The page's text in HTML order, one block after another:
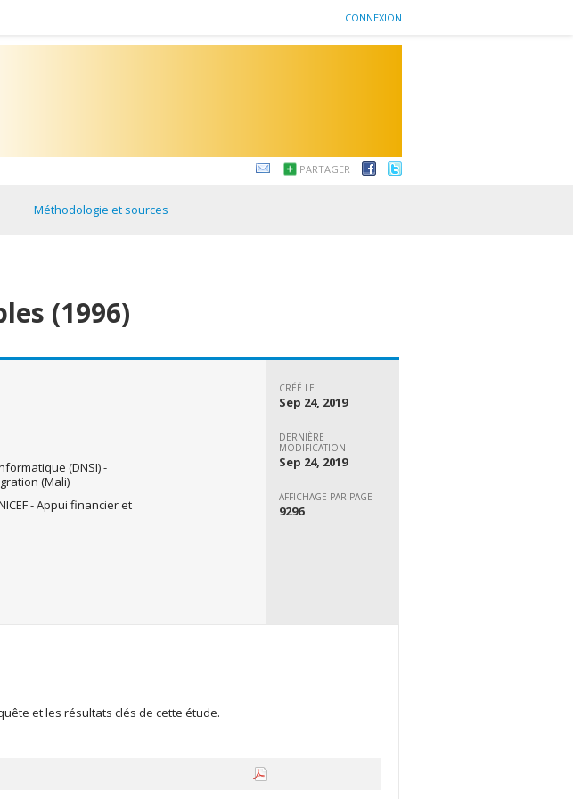
CONNEXION
PARTAGER
Méthodologie et sources
(1996)
(DNSI) -
(Mali)
- Appui financier et
CRÉÉ LE
Sep 24, 2019
DERNIÈRE
MODIFICATION
Sep 24, 2019
AFFICHAGE PAR PAGE
9296
et les résultats clés de cette étude.